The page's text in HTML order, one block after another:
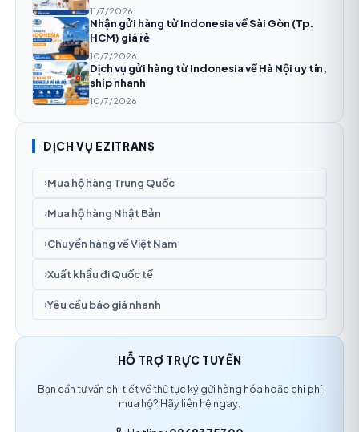
11/7/2026
Nhận gửi hàng từ Indonesia về Sài Gòn (Tp.
HCM) giá rẻ
10/7/2026
Dịch vụ gửi hàng từ Indonesia về Hà Nội uy tín,
ship nhanh
10/7/2026
DỊCH VỤ EZITRANS
›Mua hộ hàng Trung Quốc
›Mua hộ hàng Nhật Bản
›Chuyển hàng về Việt Nam
›Xuất khẩu đi Quốc tế
›Yêu cầu báo giá nhanh
HỖ TRỢ TRỰC TUYẾN
Bạn cần tư vấn chi tiết về thủ tục ký gửi hàng hóa hoặc chi phí
mua hộ? Hãy liên hệ ngay.